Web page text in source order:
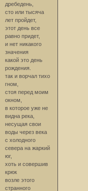
дребедень,
сто или тысяча
лет пройдет,
этот день все
равно придет,
и нет никакого
значения
какой это день
рождения.
так и ворчал тихо
гном,
стоя перед моим
окном,
в которое уже не
видна река,
несущая свои
воды через века
с холодного
севера на жаркий
юг,
хоть и совершив
крюк
возле этого
странного